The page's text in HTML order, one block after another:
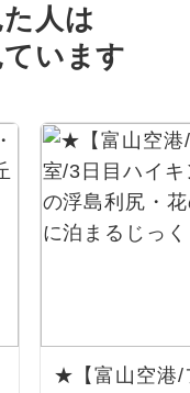
人は
います
★【富山空港/